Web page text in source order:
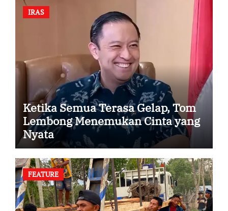
IRAS
Ketika Semua Terasa Gelap, Tom
Lembong Menemukan Cinta yang
Nyata
FEATURE